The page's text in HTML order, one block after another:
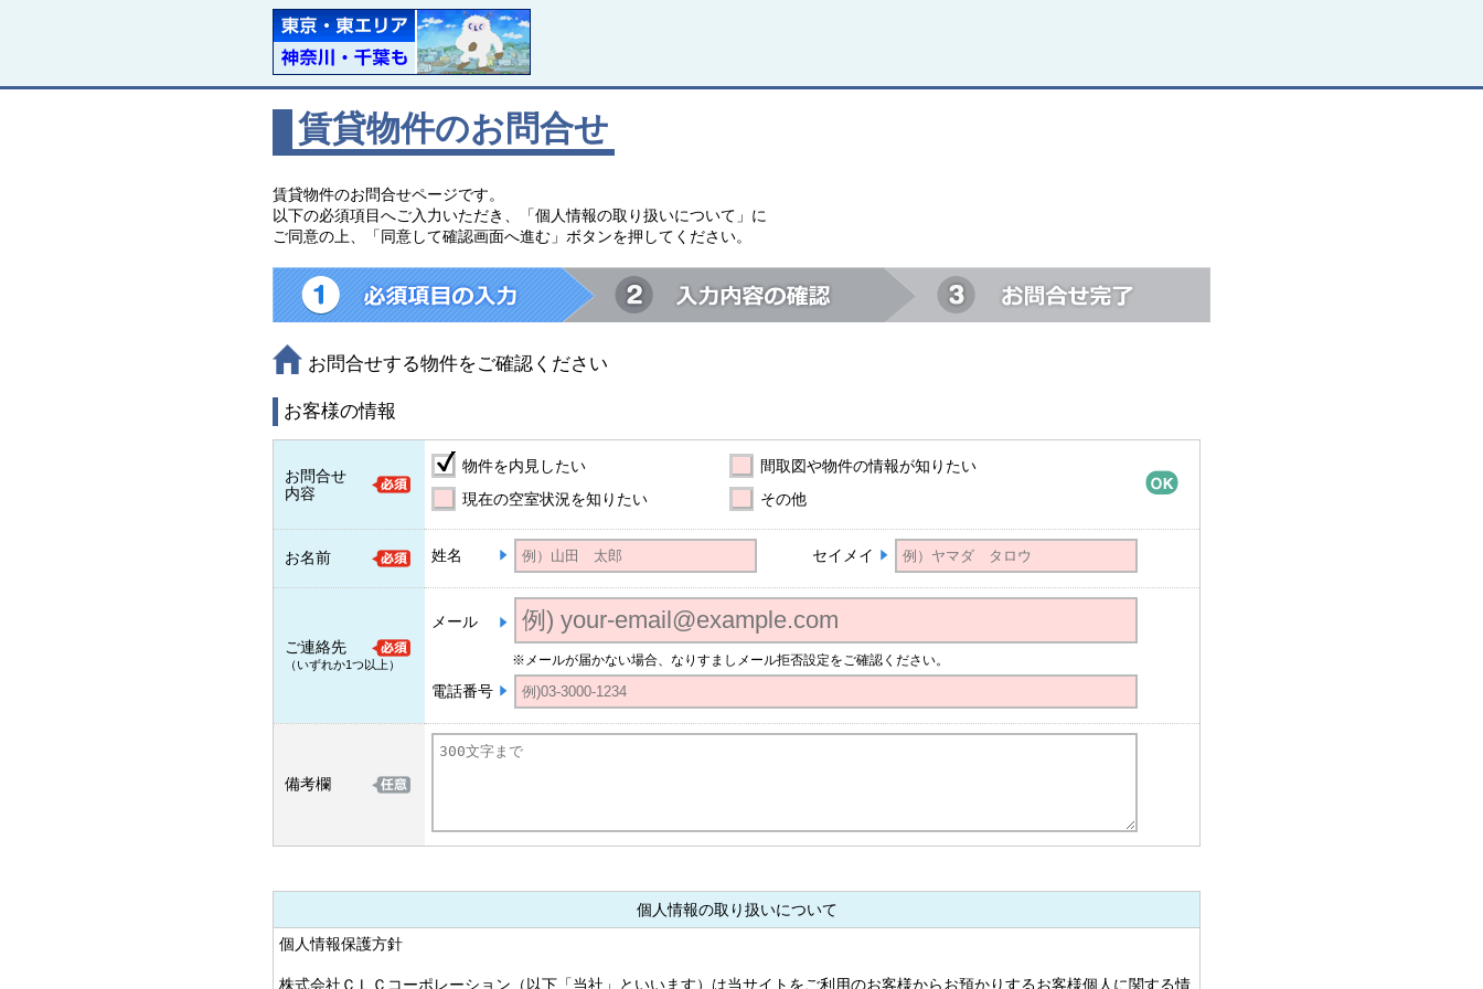
賃貸物件のお問合せ
賃貸物件のお問合せページです。
以下の必須項目へご入力いただき、「個人情報の取り扱いについて」に
ご同意の上、「同意して確認画面へ進む」ボタンを押してください。
お問合せする物件をご確認ください
お客様の情報
お問合せ
内容
物件を内見したい
間取図や物件の情報が知りたい
現在の空室状況を知りたい
その他
お名前 姓名 セイメイ
ご連絡先
（いずれか1つ以上）
メール
※メールが届かない場合、なりすましメール拒否設定をご確認ください。
電話番号
備考欄
個人情報の取り扱いについて
個人情報保護方針
株式会社ＣＬＣコーポレーション（以下「当社」といいます）は当サイトをご利用のお客様からお預かりするお客様個人に関する情